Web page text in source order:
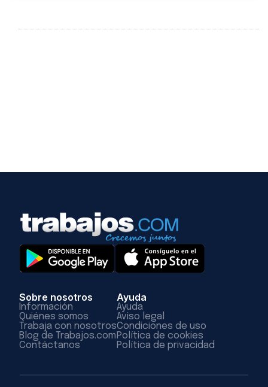
Sobre nosotros
Información
Quiénes somos
Trabaja con nosotros
Blog de Trabajos.com
Contáctanos
Ayuda
Ayuda
Aviso legal
Condiciones de uso
Política de cookies
Política de privacidad